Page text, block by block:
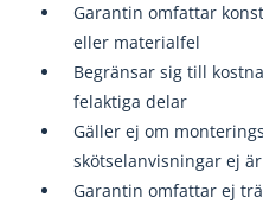
Garantin omfattar
eller materialfel
Begränsar sig till
felaktiga delar
Gäller ej om
skötselanvisningar ej
Garantin omfattar ej